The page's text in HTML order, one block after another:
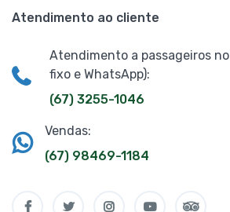
Atendimento ao cliente
Atendimento a passageiros
fixo e WhatsApp):
(67) 3255-1046
Vendas:
(67) 98469-1184